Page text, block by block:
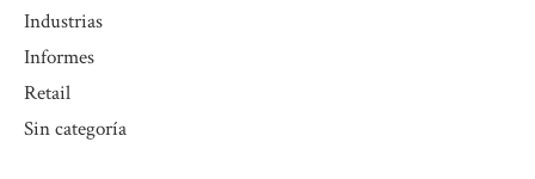
Industrias
Informes
Retail
Sin categoría